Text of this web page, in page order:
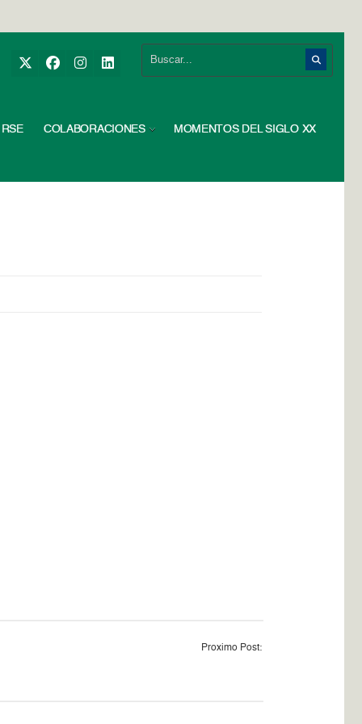
RSE COLABORACIONES MOMENTOS DEL SIGLO XX
Proximo Post: